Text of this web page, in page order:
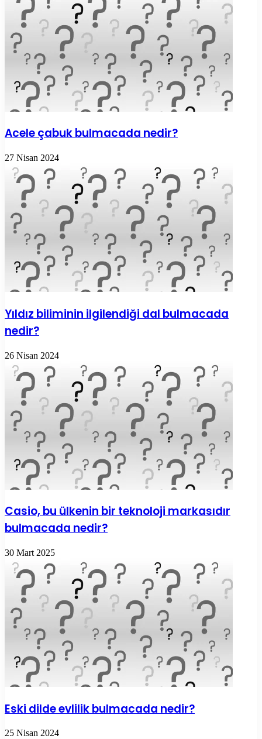
Acele çabuk bulmacada nedir?
27 Nisan 2024
Yıldız biliminin ilgilendiği dal bulmacada
nedir?
26 Nisan 2024
Casio, bu ülkenin bir teknoloji markasıdır
bulmacada nedir?
30 Mart 2025
Eski dilde evlilik bulmacada nedir?
25 Nisan 2024